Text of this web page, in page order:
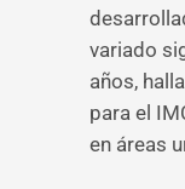
variado
años,
para el
en áreas